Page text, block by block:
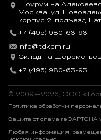
Шоурум на
Москва, ул.
корпус 2, подъезд 1,
+7 (495) 980-63-93
info@tdkcm.ru
Склад на
+7 (495) 980-63-93
© 2009—2026, OOO
Политика обработки
Защита от спама reCAPTCHA
Любая информация,